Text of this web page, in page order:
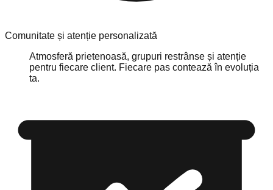
Comunitate și atenție personalizată
Atmosferă prietenoasă, grupuri restrânse și atenție
pentru fiecare client. Fiecare pas contează în evoluția
ta.